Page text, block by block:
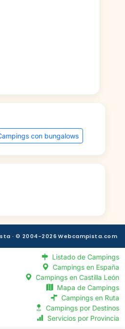
con bungalows
· © 2004-2026 Webcampista.com
Listado de Campings
Campings en España
Campings en Castilla León
Mapa de Campings
Campings en Ruta
Campings por Destinos
Servicios por Provincia